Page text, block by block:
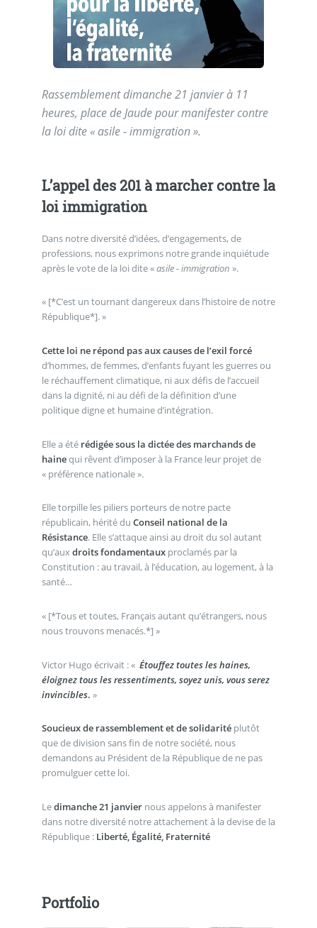
Rassemblement dimanche 21 janvier à 11
heures, place de Jaude pour manifester contre
la loi dite «asile - immigration».
L’appel des 201 à marcher contre la
loi immigration
Dans notre diversité d’idées, d’engagements, de
professions, nous exprimons notre grande inquiétude
après le vote de la loi dite «asile - immigration ».
[*C’est un tournant dangereux dans l’histoire de notre
République*].
Cette loi ne répond pas aux causes de l’exil forcé
d’hommes, de femmes, d’enfants fuyant les guerres ou
le réchauffement climatique, ni aux défis de l’accueil
dans la dignité, ni au défi de la définition d’une
politique digne et humaine d’intégration.
Elle a été rédigée sous la dictée des marchands de
hainequi rêvent d’imposer à la France leur projet de
« préférence nationale ».
Elle torpille les piliers porteurs de notre pacte
républicain, hérité du Conseil national de la
Résistance. Elle s’attaque ainsi au droit du sol autant
qu’auxdroits fondamentauxproclamés par la
Constitution : au travail, à l’éducation, au logement, à la
santé…
[*Tous et toutes, Français autant qu’étrangers, nous
nous trouvons menacés.*]
Victor Hugo écrivait : « Étouffez toutes les haines,
éloignez tous les ressentiments, soyez unis, vous serez
invincibles. »
Soucieux de rassemblement et de solidaritéplutôt
que de division sans fin de notre société, nous
demandons au Président de la République de ne pas
promulguer cette loi.
Ledimanche 21 janviernous appelons à manifester
dans notre diversité notre attachement à la devise de la
République : Liberté, Égalité, Fraternité
Portfolio